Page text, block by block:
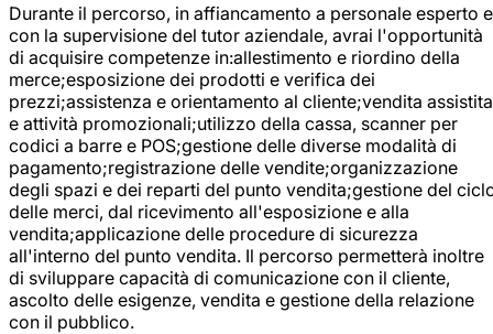
Durante il percorso, in affiancamento a personale esperto e
con la supervisione del tutor aziendale, avrai l'opportunità
di acquisire competenze in:allestimento e riordino della
merce;esposizione dei prodotti e verifica dei
prezzi;assistenza e orientamento al cliente;vendita assistita
e attività promozionali;utilizzo della cassa, scanner per
codici a barre e POS;gestione delle diverse modalità di
pagamento;registrazione delle vendite;organizzazione
degli spazi e dei reparti del punto vendita;gestione del
delle merci, dal ricevimento all'esposizione e alla
vendita;applicazione delle procedure di sicurezza
all'interno del punto vendita. Il percorso permetterà inoltre
di sviluppare capacità di comunicazione con il cliente,
ascolto delle esigenze, vendita e gestione della relazione
con il pubblico.